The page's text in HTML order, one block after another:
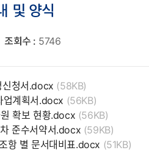
및 양식
조회수 : 5746
신청서.docx (58KB)
계획서.docx (56KB)
확보 현황.docx (56KB)
준수서약서.docx (59KB)
항 별 문서대비표.docx (51KB)